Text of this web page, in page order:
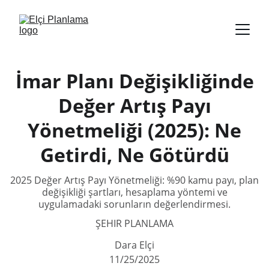
İmar Planı Değişikliğinde
Değer Artış Payı
Yönetmeliği (2025): Ne
Getirdi, Ne Götürdü
2025 Değer Artış Payı Yönetmeliği: %90 kamu payı, plan
değişikliği şartları, hesaplama yöntemi ve
uygulamadaki sorunların değerlendirmesi.
ŞEHIR PLANLAMA
Dara Elçi
11/25/2025